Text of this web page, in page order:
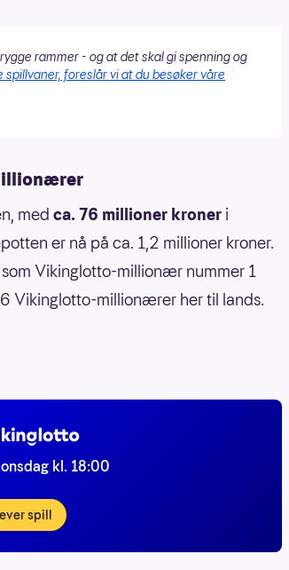
rammer - og at det skal gi spenning og
foreslår vi at du besøker våre
med ca. 76 millioner kroner i
er nå på ca. 1,2 millioner kroner.
Vikinglotto-millionær nummer 1
Vikinglotto-millionærer her til lands.
kl. 18:00
spill